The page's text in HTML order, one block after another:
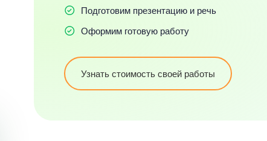
Подготовим презентацию и речь
Оформим готовую работу
Узнать стоимость своей работы